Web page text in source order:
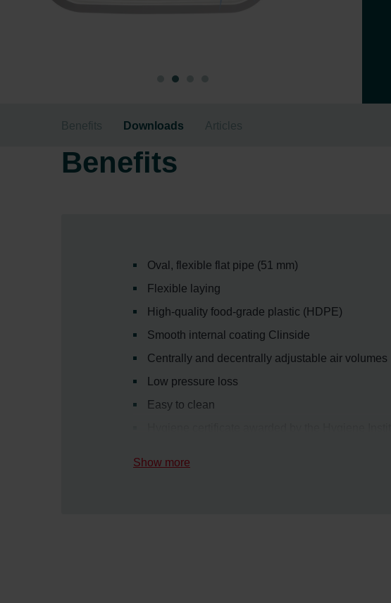
Benefits Downloads Articles
Benefits
Oval, flexible flat pipe (51 mm)
Flexible laying
High-quality food-grade plastic (HDPE)
Smooth internal coating Clinside
Centrally and decentrally adjustable air volumes
Low pressure loss
Easy to clean
Show more